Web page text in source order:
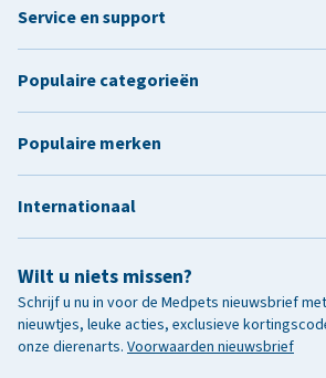
Wilt u niets missen?
Schrijf u nu in voor de Medpets nieuwsbrief
nieuwtjes, leuke acties, exclusieve
onze dierenarts. Voorwaarden nieuwsbrief
Service en support
Populaire categorieën
Populaire merken
Internationaal